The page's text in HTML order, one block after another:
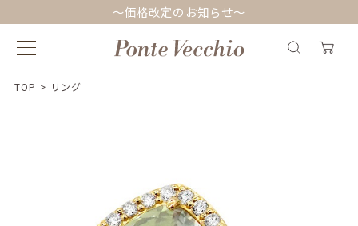
～価格改定のお知らせ～
TOP > リング